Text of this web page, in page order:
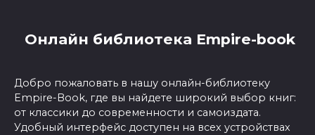
Онлайн библиотека Empire-book
Добро пожаловать в нашу онлайн-библиотеку
Empire-Book, где вы найдете широкий выбор книг:
от классики до современности и самоиздата.
Удобный интерфейс доступен на всех устройствах